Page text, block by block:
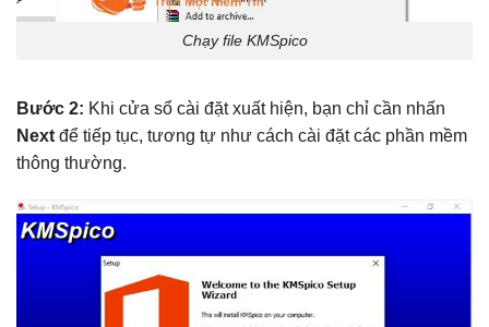
Chạy file KMSpico
Bước 2: Khi cửa sổ cài đặt xuất hiện, bạn chỉ cần nhấn
Next để tiếp tục, tương tự như cách cài đặt các phần mềm
thông thường.